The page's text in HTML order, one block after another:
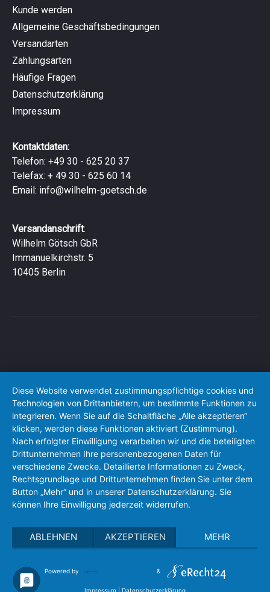
Kunde werden
Allgemeine Geschäftsbedingungen
Versandarten
Zahlungsarten
Häufige Fragen
Datenschutzerklärung
Impressum
Kontaktdaten:
Telefon: +49 30 - 625 20 37
Telefax: + 49 30 - 625 60 14
Email: info@wilhelm-goetsch.de
Versandanschrift:
Wilhelm Götsch GbR
Immanuelkirchstr. 5
10405 Berlin
Diese Website verwendet zustimmungspflichtige cookies und
Technologien von Drittanbietern, um bestimmte Funktionen zu
integrieren. Wenn Sie auf die Schaltfläche „Alle akzeptieren“
klicken, werden diese Funktionen aktiviert (Zustimmung).
Nach erfolgter Einwilligung verarbeiten wir und die beteiligten
Drittunternehmen Ihre personenbezogenen Daten für
verschiedene Zwecke. Detaillierte Informationen zu Zweck,
Rechtsgrundlage und Drittunternehmen finden Sie unter dem
Button „Mehr“ und in unserer Datenschutzerklärung. Sie
können Ihre Einwilligung jederzeit widerrufen.
ABLEHNEN AKZEPTIEREN MEHR
Powered by &
Impressum Datenschutzerklärung